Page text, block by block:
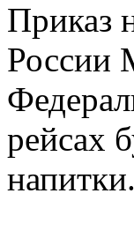
Приказ
России
рейсах
напитки.